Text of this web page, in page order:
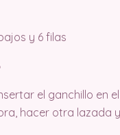
y 6 filas
el ganchillo en
hacer otra lazada